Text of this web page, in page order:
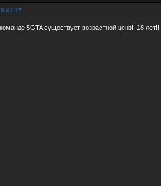
5GTA существует возрастной ценз!!!18 лет!!!